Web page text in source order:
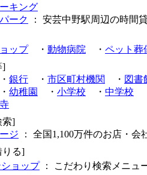
キング
ーク
： 安芸中野駅周辺の時間
ップ・ 動物病院 ・ ペット葬
]
銀行 ・ 市区町村機関 ・ 図書
幼稚園 ・ 小学校 ・ 中学校
寺
索]
ジ ： 全国1,100万件のお店・
りる]
ョップ： こだわり検索メニュ